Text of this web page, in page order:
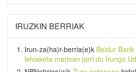
IRUZKIN BERRIAK
Irun-za(ha)r-berria(e)k Beldur
lehiaketa martxan jarri du Irungo